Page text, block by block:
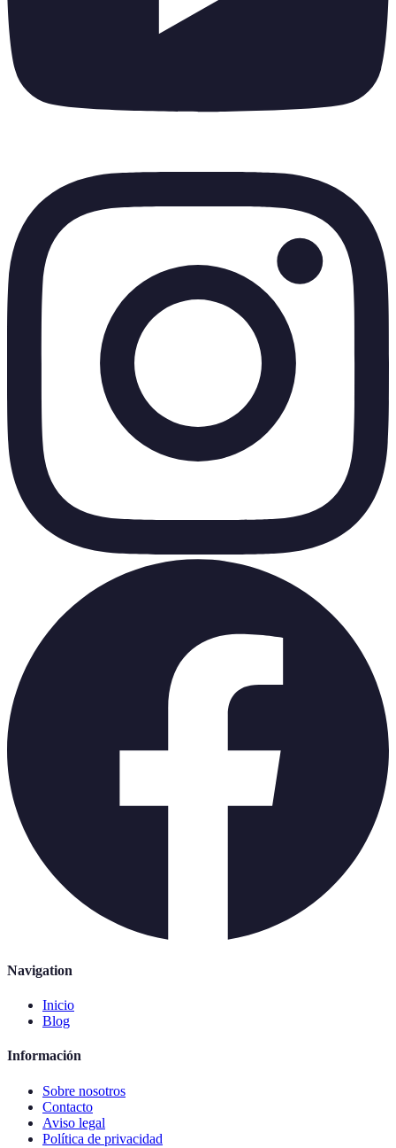
Navigation
Inicio
Blog
Información
Sobre nosotros
Contacto
Aviso legal
Política de privacidad